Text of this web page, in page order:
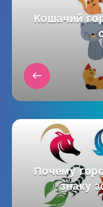
Кошачий
Почему
знаку